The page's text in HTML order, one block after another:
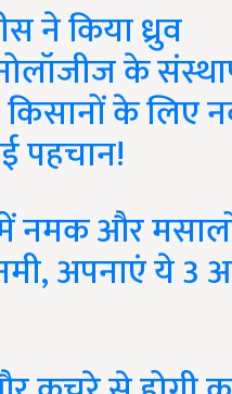
ने किया ध्रुव
के
के लिए
पहचान!
नमक और
अपनाएं ये 3